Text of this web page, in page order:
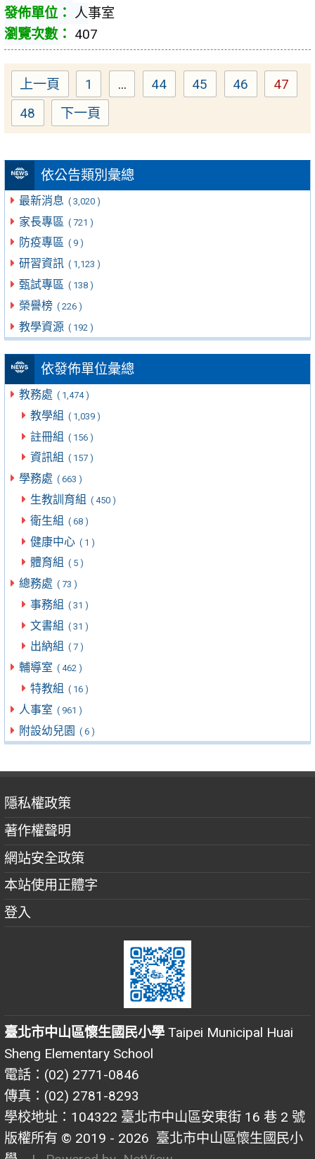
依公告類別彙總
最新消息 ( 3,020 )
家長專區 ( 721 )
防疫專區 ( 9 )
研習資訊 ( 1,123 )
甄試專區 ( 138 )
榮譽榜 ( 226 )
教學資源 ( 192 )
依發佈單位彙總
教務處 ( 1,474 )
教學組 ( 1,039 )
註冊組 ( 156 )
資訊組 ( 157 )
學務處 ( 663 )
生教訓育組 ( 450 )
衛生組 ( 68 )
健康中心 ( 1 )
體育組 ( 5 )
總務處 ( 73 )
事務組 ( 31 )
文書組 ( 31 )
出納組 ( 7 )
輔導室 ( 462 )
特教組 ( 16 )
人事室 ( 961 )
附設幼兒園 ( 6 )
人事室
407
上一頁 Page
1 ... Page
44 Page
45 Page
46 Page
47
Page
48 下一頁
隱私權政策
著作權聲明
網站安全政策
本站使用正體字
登入
臺北市中山區懷生國民小學 Taipei Municipal Huai
Sheng Elementary School
電話：(02) 2771-0846
傳真：(02) 2781-8293
學校地址：104322 臺北市中山區安東街 16 巷 2 號
版權所有 © 2019 - 2026 臺北市中山區懷生國民小